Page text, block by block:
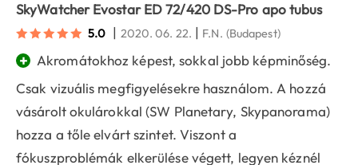
SkyWatcher Evostar ED 72/420 DS-Pro apo tubus
5.0 | 2020. 06. 22. | F.N. (Budapest)
+ Akromátokhoz képest, sokkal jobb képminőség.
Csak vizuális megfigyelésekre használom. A hozzá
vásárolt okulárokkal (SW Planetary, Skypanorama)
hozza a tőle elvárt szintet. Viszont a
fókuszproblémák elkerülése végett, legyen kéznél